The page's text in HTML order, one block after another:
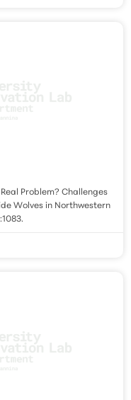
Problem? Challenges
Wolves in Northwestern